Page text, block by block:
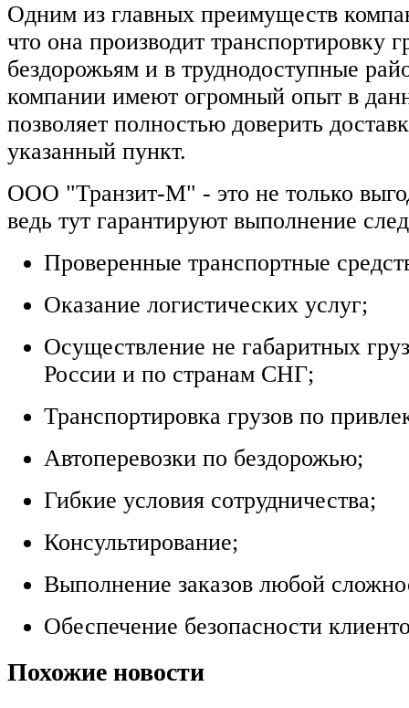
Одним из главных преимуществ
что она производит транспортировку
бездорожьям и в труднодоступные
компании имеют огромный опыт в
позволяет полностью доверить
указанный пункт.
ООО "Транзит-М" - это не только
ведь тут гарантируют выполнение
Проверенные транспортные
Оказание логистических услуг;
Осуществление не габаритных
России и по странам СНГ;
Транспортировка грузов по
Автоперевозки по бездорожью;
Гибкие условия сотрудничества;
Консультирование;
Выполнение заказов любой
Обеспечение безопасности
Похожие новости